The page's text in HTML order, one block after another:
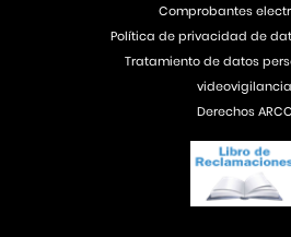
Comprobantes
Política de privacidad de
Tratamiento de datos
videovigilancia
Derechos